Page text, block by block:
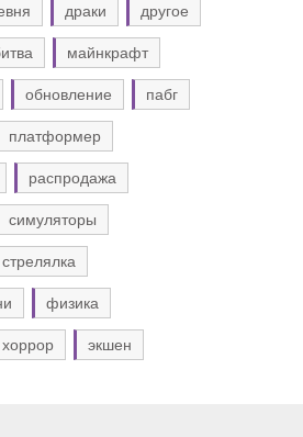
драки другое
майнкрафт
обновление пабг
платформер
распродажа
симуляторы
стрелялка
физика
хоррор экшен